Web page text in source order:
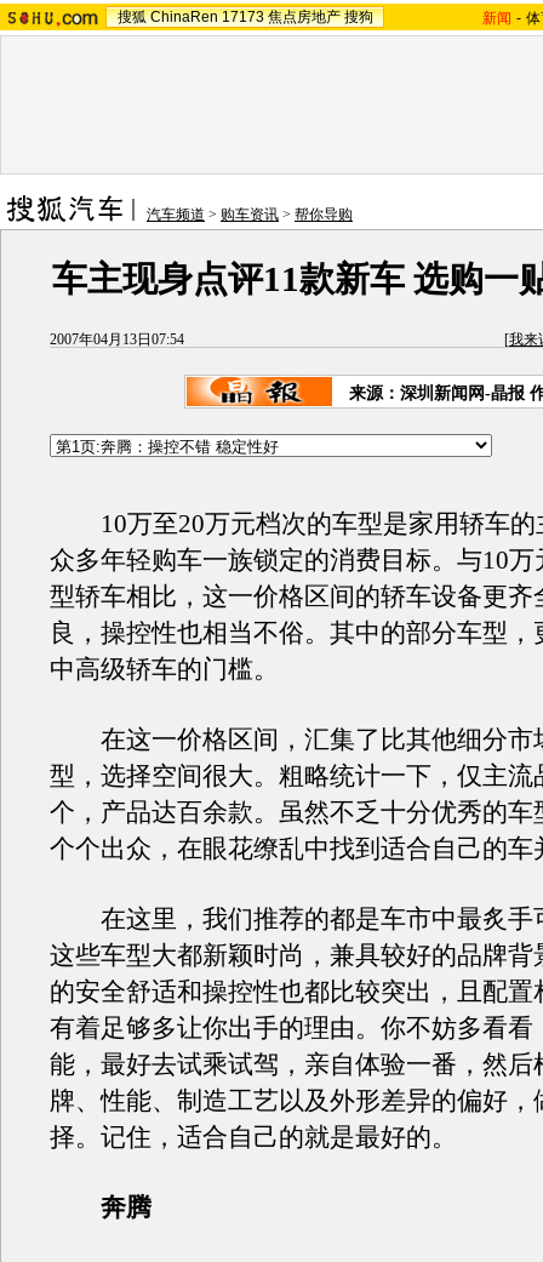
搜狐 ChinaRen 17173 焦点房地产 搜狗 新闻 -
汽车频道 > 购车资讯 > 帮你导购
车主现身点评11款新车 选购一
2007年04月13日07:54 [我来
来源：深圳新闻网-晶报
10万至20万元档次的车型是家用轿车的
众多年轻购车一族锁定的消费目标。与10
型轿车相比，这一价格区间的轿车设备更齐
良，操控性也相当不俗。其中的部分车型，
中高级轿车的门槛。
在这一价格区间，汇集了比其他细分市
型，选择空间很大。粗略统计一下，仅主流
个，产品达百余款。虽然不乏十分优秀的车
个个出众，在眼花缭乱中找到适合自己的车
在这里，我们推荐的都是车市中最炙手
这些车型大都新颖时尚，兼具较好的品牌背
的安全舒适和操控性也都比较突出，且配置
有着足够多让你出手的理由。你不妨多看看
能，最好去试乘试驾，亲自体验一番，然后
牌、性能、制造工艺以及外形差异的偏好，
择。记住，适合自己的就是最好的。
奔腾